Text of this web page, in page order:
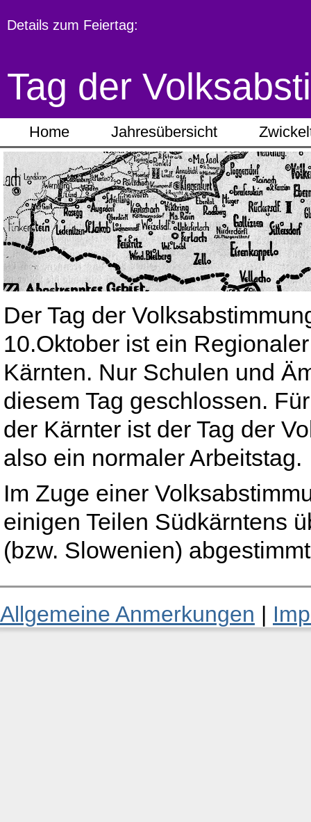
Details zum Feiertag:
Tag der
Home Jahresübersicht
Der Tag der
10.Oktober ist ein
Kärnten. Nur Schulen und
diesem Tag geschlossen.
der Kärnter ist der Tag der
also ein normaler Arbeitstag.
Im Zuge einer
einigen Teilen Südkärntens
(bzw. Slowenien)
Allgemeine Anmerkungen |